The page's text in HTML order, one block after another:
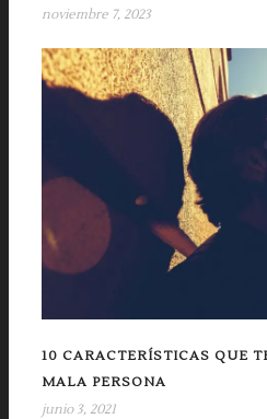
noviembre 7, 2023
10 CARACTERÍSTICAS QUE
MALA PERSONA
junio 3, 2021